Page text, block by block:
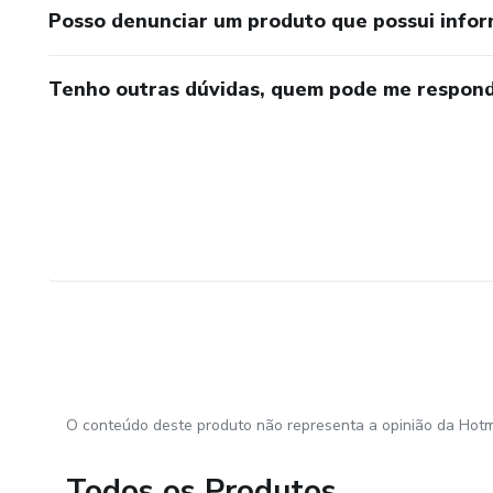
Posso denunciar um produto que possui
Tenho outras dúvidas, quem pode me
O conteúdo deste produto não representa a opinião da